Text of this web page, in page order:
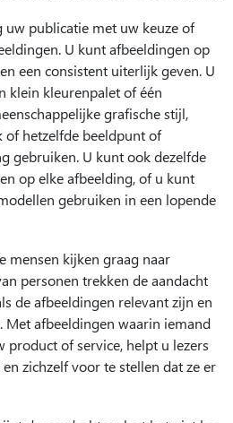
uw publicatie met uw keuze of
U kunt afbeeldingen op
een consistent uiterlijk geven. U
klein kleurenpalet of één
grafische stijl,
of hetzelfde beeldpunt of
gebruiken. U kunt ook dezelfde
op elke afbeelding, of u kunt
gebruiken in een lopende
mensen kijken graag naar
personen trekken de aandacht
de afbeeldingen relevant zijn en
Met afbeeldingen waarin iemand
product of service, helpt u lezers
zichzelf voor te stellen dat ze er